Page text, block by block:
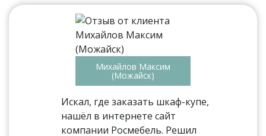
Михайлов Максим
(Можайск)
Искал, где заказать шкаф-купе,
нашёл в интернете сайт
компании Росмебель. Решил